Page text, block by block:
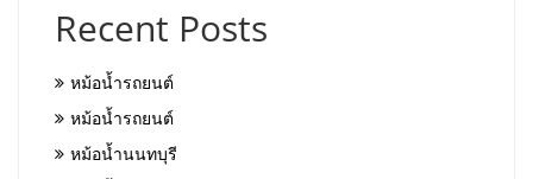
Recent Posts
หม้อน้ำรถยนต์
หม้อน้ำรถยนต์
หม้อน้ำนนทบุรี